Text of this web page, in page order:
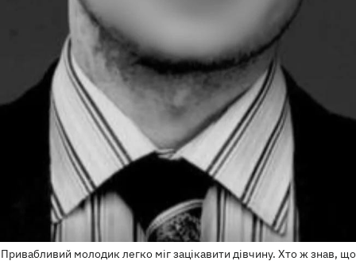
Привабливий молодик легко міг зацікавити дівчину. Хто ж знав, що